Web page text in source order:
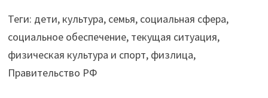
Теги: дети, культура, семья, социальная сфера,
социальное обеспечение, текущая ситуация,
физическая культура и спорт, физлица,
Правительство РФ